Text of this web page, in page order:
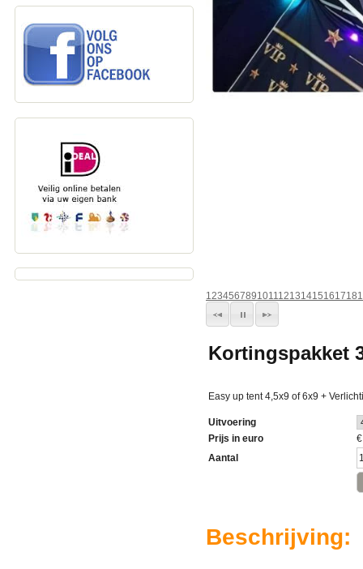
123456789101112131415161718
Kortingspakket
Easy up tent 4,5x9 of 6x9 +
Uitvoering
Prijs in euro
Aantal
Beschrijving: